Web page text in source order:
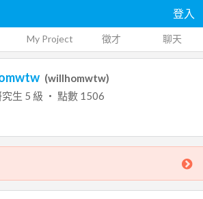
登入
My Project 徵才 聊天
(willhomwtw)
生 5 級 ‧ 點數 1506